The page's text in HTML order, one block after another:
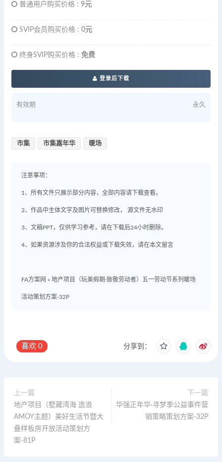
普通用户购买价格 : 9元
SVIP会员购买价格 : 0元
终身SVIP购买价格 : 免费
登录后下载
有效期 永久
市集 市集嘉年华 暖场
注意事项：
1、所有文件只展示部分内容，全部内容请下载查看。
2、作品中主体文字及图片可替换修改， 源文件无水印
3、文稿PPT，仅供学习参考，请在下载后24小时删除。
4、如果资源涉及你的合法权益或下载失效，请在本文留言
FA方案网 » 地产项目（玩美假期·致敬劳动者）五一劳动节系列暖场
活动策划方案-32P
喜欢 0 分享到：
上一篇
地产项目（墅藏湾海 造浪
AMOY主题）美好生活节暨大
叠样板房开放活动策划方
案-81P
下一篇
华强正年华·寻梦季公益事件营
销策略策划方案-32P